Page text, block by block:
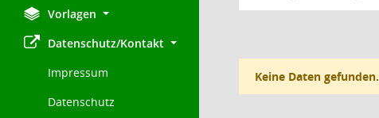
Vorlagen
Datenschutz/Kontakt
Impressum
Datenschutz
Keine Daten gefunden.